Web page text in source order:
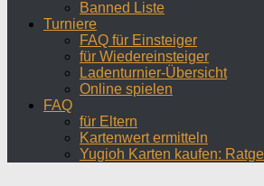
Banned Liste
Turniere
FAQ für Einsteiger
für Wiedereinsteiger
Ladenturnier-Übersicht
Online spielen
FAQ
für Eltern
Kartenwert ermitteln
Yugioh Karten kaufen: